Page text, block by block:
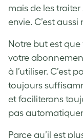
mais de les traiter
envie. C’est aussi
Notre but est
votre
à l’utiliser. C’est
toujours
et faciliterons
pas
Parce qu’il est